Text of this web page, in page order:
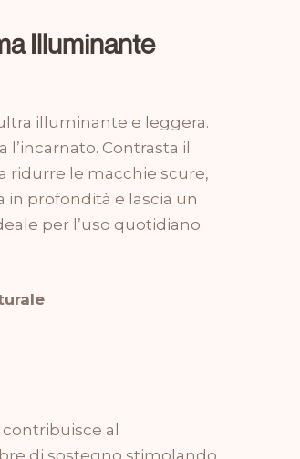
Illuminante
illuminante e leggera.
Contrasta il
ridurre le macchie scure,
profondità e lascia un
per l’uso quotidiano.
al
di sostegno stimolando